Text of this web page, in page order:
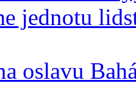
jednotu
oslavu